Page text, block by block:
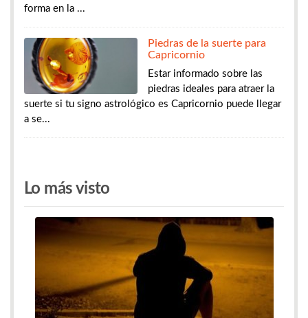
forma en la ...
Piedras de la suerte para
Capricornio
Estar informado sobre las
piedras ideales para atraer la
suerte si tu signo astrológico es Capricornio puede llegar
a se...
Lo más visto